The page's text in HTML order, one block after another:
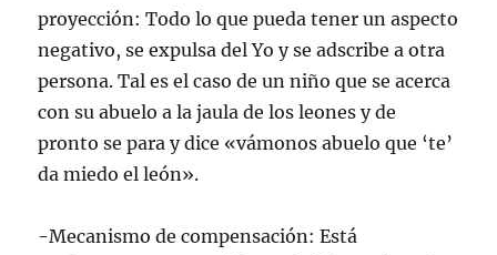
proyección: Todo lo que pueda tener un aspecto
negativo, se expulsa del Yo y se adscribe a otra
persona. Tal es el caso de un niño que se acerca
con su abuelo a la jaula de los leones y de
pronto se para y dice «vámonos abuelo que ‘te’
da miedo el león».
-Mecanismo de compensación: Está